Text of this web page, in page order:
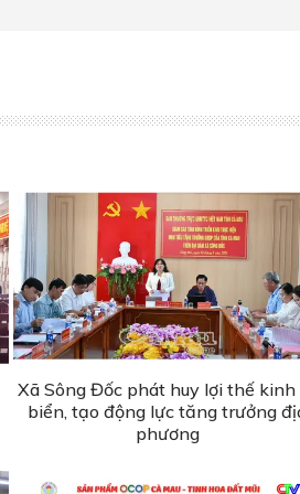
Xã Sông Đốc phát huy lợi thế
biển, tạo động lực tăng trưởng
phương